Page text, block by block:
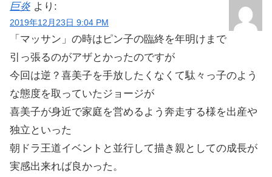
巨炎 より:
2019年12月23日 9:04 PM
「マッサン」の時はピン子の臨終を年明けまで
引っ張るのがアザとかったのですが
今回は逆？喜美子を手放したくなくて駄々っ子のよう
な態度を取っていたジョージが
喜美子が身近で家庭を営めるよう奔走する様を出産や
独立といった
朝ドラ王道イベントと並行して描き親としての成長が
実感出来れば良かった。